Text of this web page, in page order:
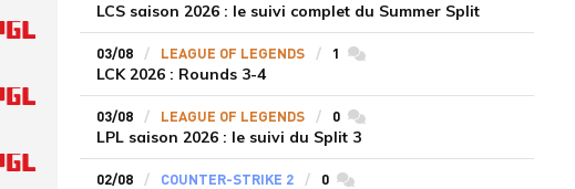
LCS saison 2026 : le suivi complet du Summer Split
03/08 LEAGUE OF LEGENDS 1 commentaires
LCK 2026 : Rounds 3-4
03/08 LEAGUE OF LEGENDS 0commentaires
LPL saison 2026 : le suivi du Split 3
02/08 COUNTER-STRIKE 2 0commentaires